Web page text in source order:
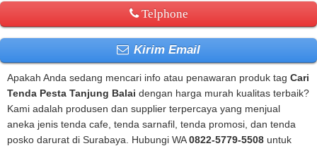
Telphone
Kirim Email
Apakah Anda sedang mencari info atau penawaran produk tag Cari
Tenda Pesta Tanjung Balai dengan harga murah kualitas terbaik?
Kami adalah produsen dan supplier terpercaya yang menjual
aneka jenis tenda cafe, tenda sarnafil, tenda promosi, dan tenda
posko darurat di Surabaya. Hubungi WA0822-5779-5508 untuk